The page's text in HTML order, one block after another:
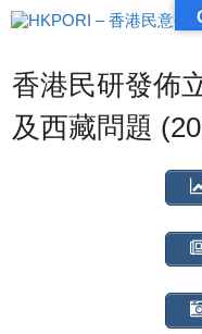
跳
至
容香港民研發佈
及西藏問題